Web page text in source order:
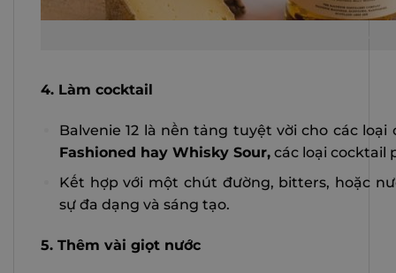
4. Làm cocktail
Balvenie 12 là nền tảng tuyệt vời cho các
Fashioned hay Whisky Sour,các loại cocktail
Kết hợp với một chút đường, bitters, hoặc
sự đa dạng và sáng tạo.
5. Thêm vài giọt nước